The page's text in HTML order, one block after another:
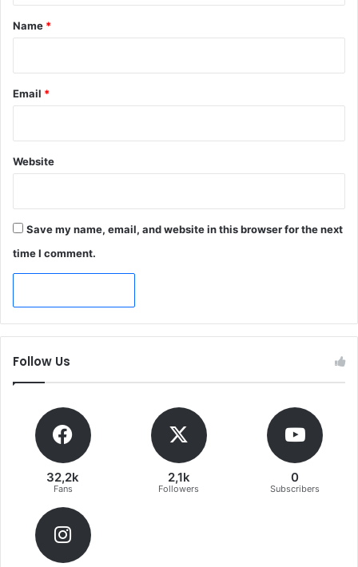
*
Name *
Email *
Website
Save my name, email, and website in this browser for the next
time I comment.
Follow Us
32,2k
Fans
2,1k
Followers
0
Subscribers